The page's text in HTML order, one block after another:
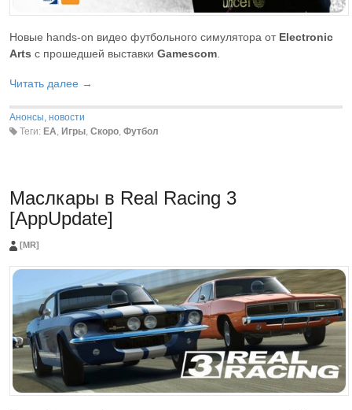
Новые hands-on видео футбольного симулятора от Electronic
Arts с прошедшей выставки Gamescom
Читать далее →
Анонсы, новости
Теги: EA, Игры, Скоро, Футбол
Маслкары в Real Racing 3
[AppUpdate]
[MR]